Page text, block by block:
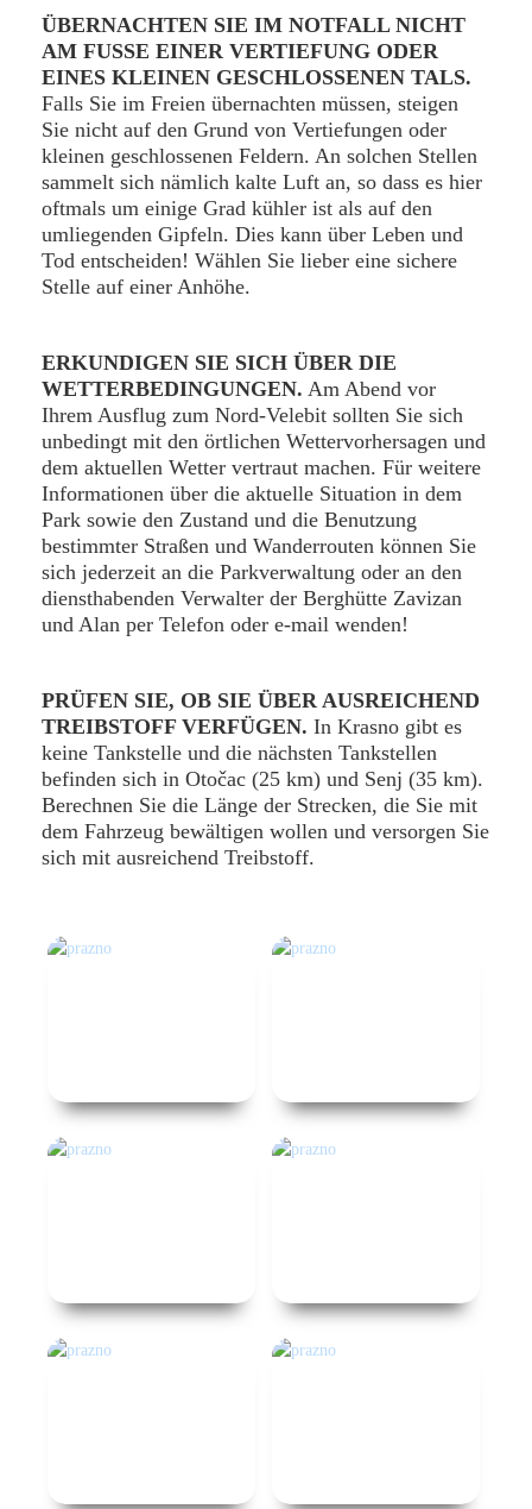
ÜBERNACHTEN SIE IM NOTFALL NICHT
AM FUSSE EINER VERTIEFUNG ODER
EINES KLEINEN GESCHLOSSENEN TALS.
Falls Sie im Freien übernachten müssen, steigen
Sie nicht auf den Grund von Vertiefungen oder
kleinen geschlossenen Feldern. An solchen Stellen
sammelt sich nämlich kalte Luft an, so dass es hier
oftmals um einige Grad kühler ist als auf den
umliegenden Gipfeln. Dies kann über Leben und
Tod entscheiden! Wählen Sie lieber eine sichere
Stelle auf einer Anhöhe.
ERKUNDIGEN SIE SICH ÜBER DIE
WETTERBEDINGUNGEN. Am Abend vor
Ihrem Ausflug zum Nord-Velebit sollten Sie sich
unbedingt mit den örtlichen Wettervorhersagen und
dem aktuellen Wetter vertraut machen. Für weitere
Informationen über die aktuelle Situation in dem
Park sowie den Zustand und die Benutzung
bestimmter Straßen und Wanderrouten können Sie
sich jederzeit an die Parkverwaltung oder an den
diensthabenden Verwalter der Berghütte Zavizan
und Alan per Telefon oder e-mail wenden!
PRÜFEN SIE, OB SIE ÜBER AUSREICHEND
TREIBSTOFF VERFÜGEN. In Krasno gibt es
keine Tankstelle und die nächsten Tankstellen
befinden sich in Otočac (25 km) und Senj (35 km).
Berechnen Sie die Länge der Strecken, die Sie mit
dem Fahrzeug bewältigen wollen und versorgen Sie
sich mit ausreichend Treibstoff.